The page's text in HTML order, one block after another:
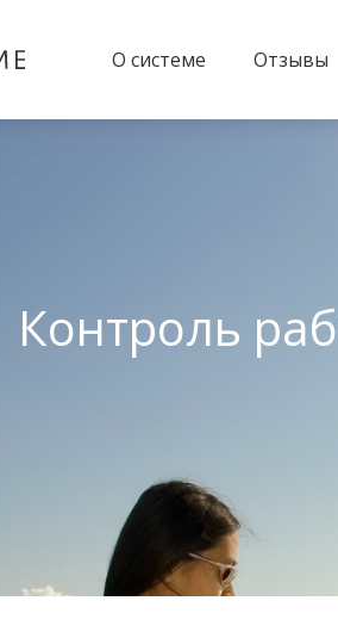
О системе Отзывы
Контроль